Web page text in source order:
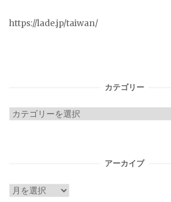
https://lade.jp/taiwan/
カテゴリー
カ
アーカイブ
ア